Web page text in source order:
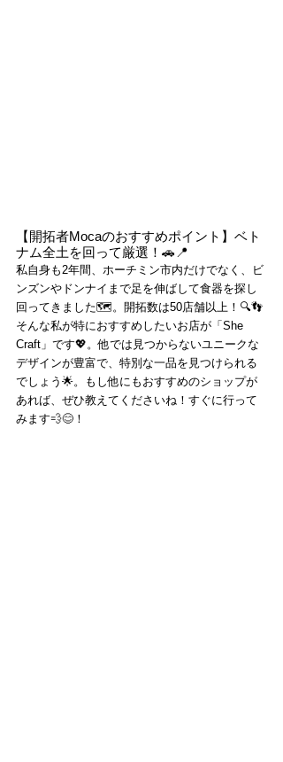
【開拓者Mocaのおすすめポイント】ベト
ナム全土を回って厳選！🚗📍
私自身も2年間、ホーチミン市内だけでなく、ビ
ンズンやドンナイまで足を伸ばして食器を探し
回ってきました🗺️。開拓数は50店舗以上！🔍👣
そんな私が特におすすめしたいお店が「She
Craft」です💖。他では見つからないユニークな
デザインが豊富で、特別な一品を見つけられる
でしょう🌟。もし他にもおすすめのショップが
あれば、ぜひ教えてくださいね！すぐに行って
みます💨😊！